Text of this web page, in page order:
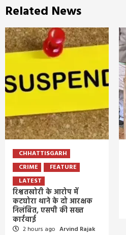
Related News
CHHATTISGARH
CRIME
FEATURE
LATEST
रिश्वतखोरी के आरोप में
कटघोरा थाने के दो आरक्षक
निलंबित, एसपी की सख्त
कार्रवाई
2 hours ago Arvind Rajak